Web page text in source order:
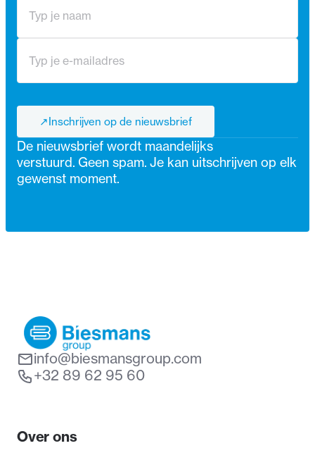
↗
↗
Inschrijven op de nieuwsbrief
De nieuwsbrief wordt maandelijks
verstuurd. Geen spam. Je kan uitschrijven op elk
gewenst moment.
info@biesmansgroup.com
+32 89 62 95 60
Over ons